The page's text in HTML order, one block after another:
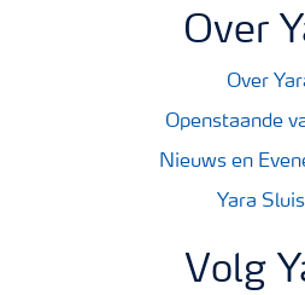
Over
Over
Openstaande
Nieuws en
Yara
Volg